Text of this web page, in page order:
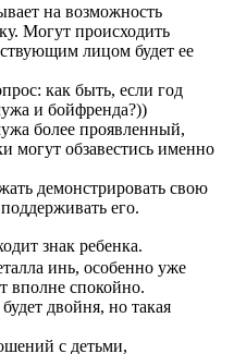
на возможность
Могут происходить
лицом будет ее
как быть, если год
и бойфренда?))
более проявленный,
могут обзавестись именно
демонстрировать свою
его.
знак ребенка.
инь, особенно уже
вполне спокойно.
двойня, но такая
с детьми,